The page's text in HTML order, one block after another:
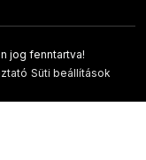
jog fenntartva!
Süti beállítások